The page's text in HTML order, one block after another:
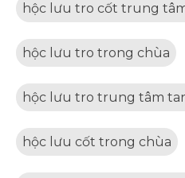
hộc lưu tro cốt trung
hộc lưu tro trong chùa
hộc lưu tro trung tâm
hộc lưu cốt trong chùa